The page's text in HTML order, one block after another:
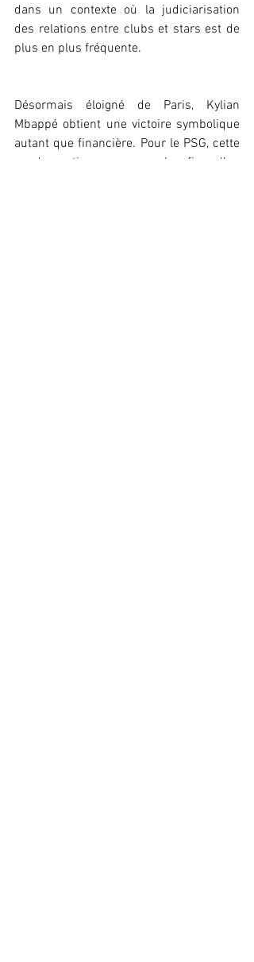
dans un contexte où la judiciarisation
des relations entre clubs et stars est de
plus en plus fréquente.
Désormais éloigné de Paris, Kylian
Mbappé obtient une victoire symbolique
autant que financière. Pour le PSG, cette
condamnation marque la fin d’un